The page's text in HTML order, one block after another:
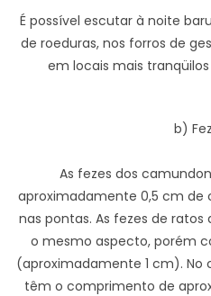
É possível escutar à noite
de roeduras, nos forros de
em locais mais
b)
As fezes dos
aproximadamente 0,5 cm de
nas pontas. As fezes de
o mesmo aspecto, porém
(aproximadamente 1 cm). No
têm o comprimento de